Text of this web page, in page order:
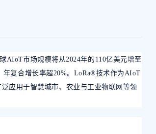
AIoT市场规模将从2024年的110亿美元增至
年复合增长率超20%。LoRa®技术作为AIoT
应用于智慧城市、农业与工业物联网等领